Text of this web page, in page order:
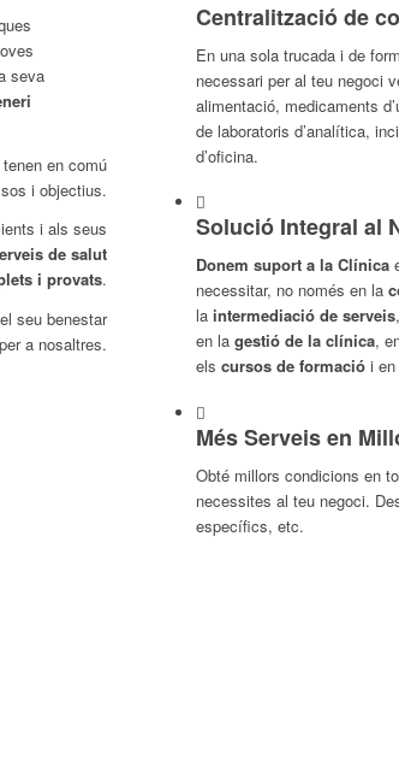
seva
en comú
i objectius.
i als seus
de salut
i provats.
seu benestar
a nosaltres.
Centralització de
En una sola trucada i de
necessari per al teu negoci
alimentació, medicaments
de laboratoris d’analítica,
d’oficina.
Solució Integral al
Donem suport a la Clínica
necessitar, no només en la
laintermediació de serveis,
en lagestió de la clínica,
elscursos de formació i
Més Serveis en
Obté millors condicions en
necessites al teu negoci.
específics, etc.